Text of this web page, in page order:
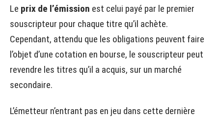
Le prix de l’émission est celui payé par le premier
souscripteur pour chaque titre qu’il achète.
Cependant, attendu que les obligations peuvent faire
l’objet d’une cotation en bourse, le souscripteur peut
revendre les titres qu’il a acquis, sur un marché
secondaire.
L’émetteur n’entrant pas en jeu dans cette dernière